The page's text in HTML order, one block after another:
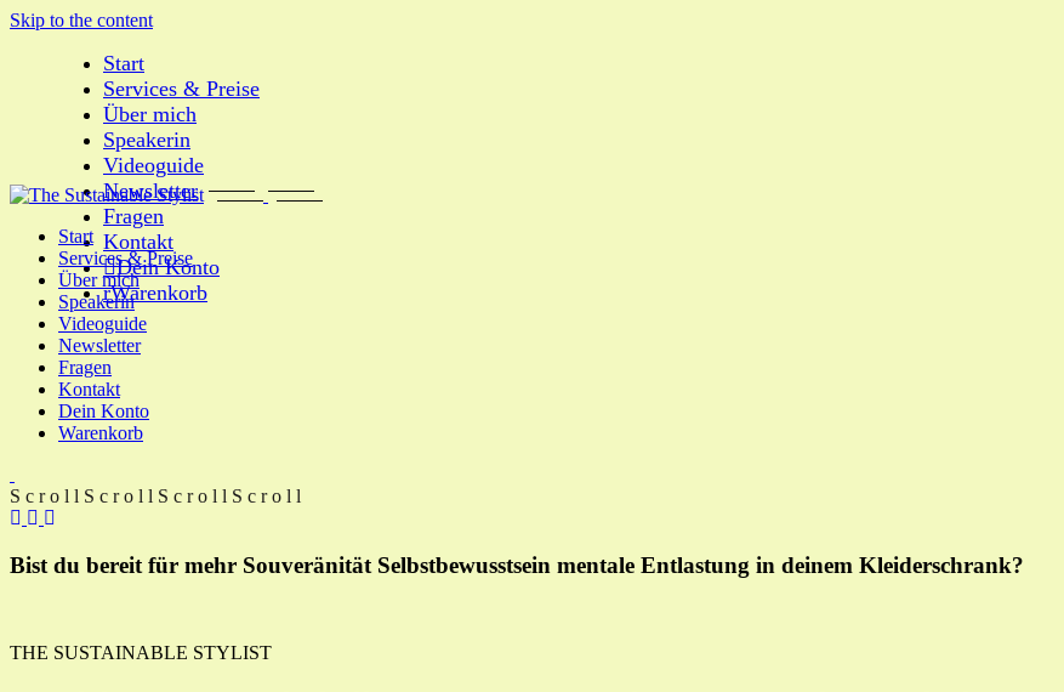
Skip to the content
Start
Services & Preise
Über mich
Speakerin
Videoguide
Newsletter
Fragen
Kontakt
Dein Konto
Warenkorb
Start
Services & Preise
Über mich
Speakerin
Videoguide
Newsletter
Fragen
Kontakt
Dein Konto
Warenkorb
S c r o l l S c r o l l S c r o l l S c r o l l
Bist du bereit für mehr Souveränität Selbstbewusstsein mentale Entlastung in deinem Kleiderschrank?
THE SUSTAINABLE STYLIST